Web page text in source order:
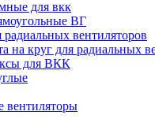
для вкк
ВГ
радиальных вентиляторов
на круг для радиальных
для ВКК
вентиляторы